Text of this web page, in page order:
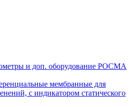
и доп. оборудование РОСМА
мембранные для
с индикатором статического